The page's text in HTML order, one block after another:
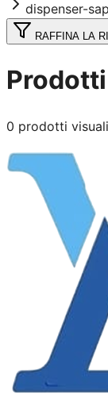
dispenser-
RAFFINA LA
Prodotti
0 prodotti